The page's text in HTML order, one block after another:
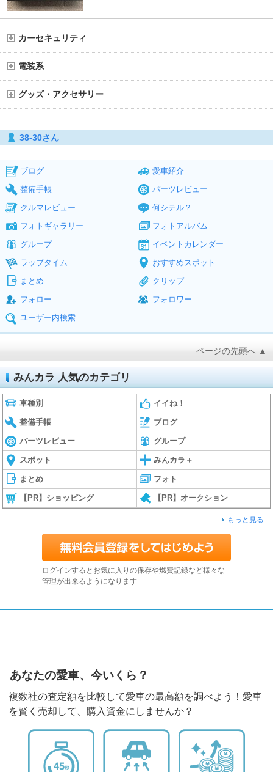
カーセキュリティ
電装系
グッズ・アクセサリー
38-30さん
ブログ
愛車紹介
整備手帳
パーツレビュー
クルマレビュー
何シテル？
フォトギャラリー
フォトアルバム
グループ
イベントカレンダー
ラップタイム
おすすめスポット
まとめ
クリップ
フォロー
フォロワー
ユーザー内検索
ページの先頭へ ▲
みんカラ 人気のカテゴリ
車種別 イイね！
整備手帳 ブログ
パーツレビュー グループ
スポット みんカラ＋
まとめ フォト
【PR】ショッピング 【PR】オークション
もっと見る
ログインするとお気に入りの保存や燃費記録など様々な
管理が出来るようになります
あなたの愛車、今いくら？
複数社の査定額を比較して愛車の最高額を調べよう！愛車
を賢く売却して、購入資金にしませんか？